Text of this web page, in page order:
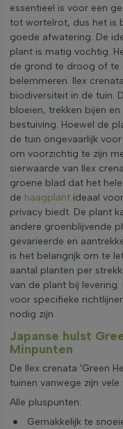
essentieel is voor een
tot wortelrot, dus het is
goede afwatering. De
plant is matig vochtig.
de grond te droog of te
belemmeren. Ilex
biodiversiteit in de tuin.
bloeien, trekken bijen
bestuiving. Hoewel de
de tuin ongevaarlijk
om voorzichtig te zijn
sierwaarde van Ilex
groene blad dat het
de haagplant ideaal
privacy biedt. De plant
andere groenblijvende
gevarieerde en
is het belangrijk om te
aantal planten per
van de plant bij
voor specifieke
nodig zijn.
Japanse hulst
Minpunten
De Ilex crenata 'Green
tuinen vanwege zijn vele
Alle pluspunten:
Gemakkelijk te